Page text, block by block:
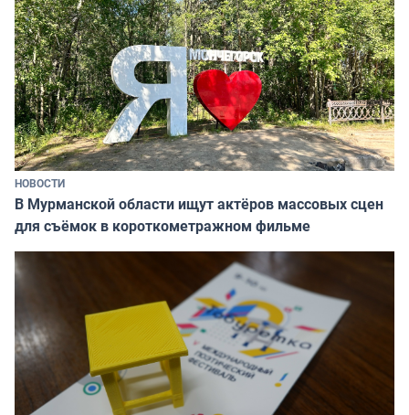
НОВОСТИ
В Мурманской области ищут актёров массовых сцен
для съёмок в короткометражном фильме